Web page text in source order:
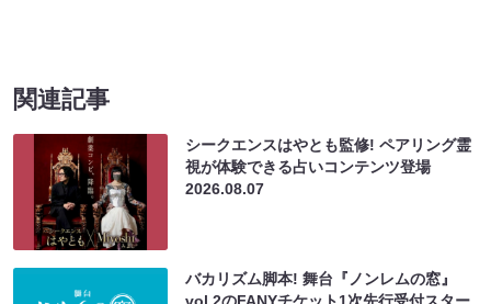
関連記事
シークエンスはやとも監修! ペアリング霊
視が体験できる占いコンテンツ登場
2026.08.07
バカリズム脚本! 舞台『ノンレムの窓』